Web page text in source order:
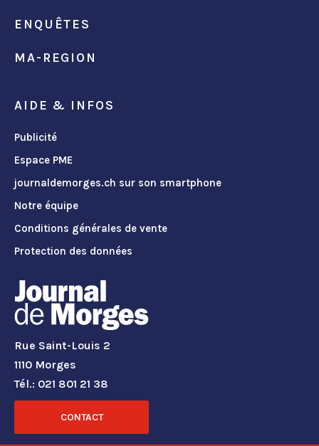
ENQUÊTES
MA-REGION
AIDE & INFOS
Publicité
Espace PME
journaldemorges.ch sur son smartphone
Notre équipe
Conditions générales de vente
Protection des données
Rue Saint-Louis 2
1110 Morges
Tél.: 021 801 21 38
CONTACT